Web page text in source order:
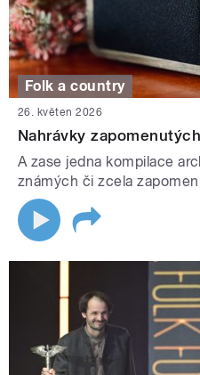
Folk a country
26. květen 2026
Nahrávky
A zase jedna kompilace
známých či zcela